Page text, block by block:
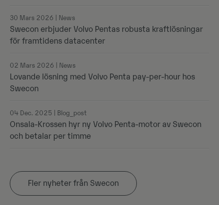
30 Mars 2026 | News
Swecon erbjuder Volvo Pentas robusta kraftlösningar
för framtidens datacenter
02 Mars 2026 | News
Lovande lösning med Volvo Penta pay-per-hour hos
Swecon
04 Dec. 2025 | Blog_post
Onsala-Krossen hyr ny Volvo Penta-motor av Swecon
och betalar per timme
Fler nyheter från Swecon